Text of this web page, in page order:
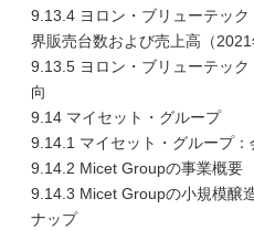
9.13.4 ヨロン・ブリューテッ
界販売台数および売上高（2021
9.13.5 ヨロン・ブリューテッ
向
9.14 マイセット・グループ
9.14.1 マイセット・グループ：
9.14.2 Micet Groupの事業概要
9.14.3 Micet Groupの小規模醸
ナップ